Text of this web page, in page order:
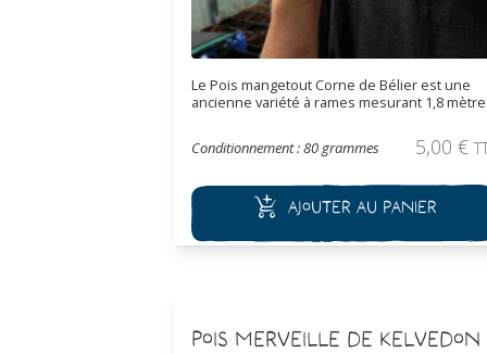
Le Pois mangetout Corne de Bélier est une
ancienne variété à rames mesurant 1,8
gousses longues jusqu’à 12 cm. On peut
manger la gousse en entier, en le récoltant
tard, il pourra être écossé pour être
consommé comme un petit pois frais.
Conditionnement : 80 grammes 5,00 €
Ajouter au panier
Pois Merveille de Kelvedon